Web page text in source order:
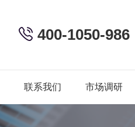
400-1050-986
联系我们 市场调研